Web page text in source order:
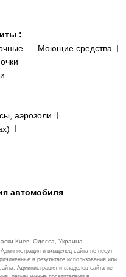
:
Моющие средства
аэрозоли
автомобиля
Киев, Одесса, Украина
и владелец сайта не несут
в результате использования или
Администрация и владелец сайта не